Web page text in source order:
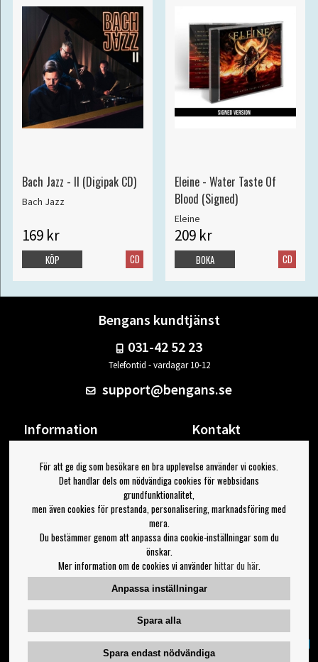
Bach Jazz - II (Digipak CD)
Bach Jazz
169 kr
CD
KÖP
Eleine - Water Taste Of
Blood (Signed)
Eleine
209 kr
CD
BOKA
Bengans kundtjänst
031-42 52 23
Telefontid - vardagar 10-12
support@bengans.se
Information
Om Bengans
FAQ / Köp- & Leveransvillkor
Kontakt
Din sida
Logga ut
Jag vill ha tips från Bengans
Inställningar för nyhetsbrev
För att ge dig som besökare en bra upplevelse använder vi cookies.
Det handlar dels om nödvändiga cookies för webbsidans
grundfunktionalitet,
men även cookies för prestanda, personalisering, marknadsföring med
mera.
Du bestämmer genom att anpassa dina cookie-inställningar som du
önskar.
Mer information om de cookies vi använderhittar du här.
Anpassa inställningar
Spara alla
Spara endast nödvändiga